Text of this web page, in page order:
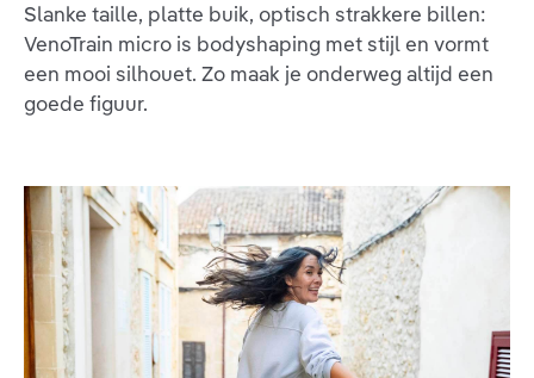
Slanke taille, platte buik, optisch strakkere billen:
VenoTrain micro is bodyshaping met stijl en vormt
een mooi silhouet. Zo maak je onderweg altijd een
goede figuur.